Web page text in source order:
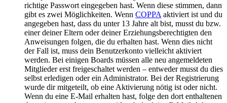
richtige Passwort eingegeben hast. Wenn diese stimmen, dann
gibt es zwei Möglichkeiten. Wenn COPPA aktiviert ist und du
angegeben hast, dass du unter 13 Jahre alt bist, musst du bzw.
einer deiner Eltern oder deiner Erziehungsberechtigten den
Anweisungen folgen, die du erhalten hast. Wenn dies nicht
der Fall ist, muss dein Benutzerkonto vielleicht aktiviert
werden. Bei einigen Boards müssen alle neu angemeldeten
Mitglieder erst freigeschaltet werden – entweder musst du dies
selbst erledigen oder ein Administrator. Bei der Registrierung
wurde dir mitgeteilt, ob eine Aktivierung nötig ist oder nicht.
Wenn du eine E-Mail erhalten hast, folge den dort enthaltenen